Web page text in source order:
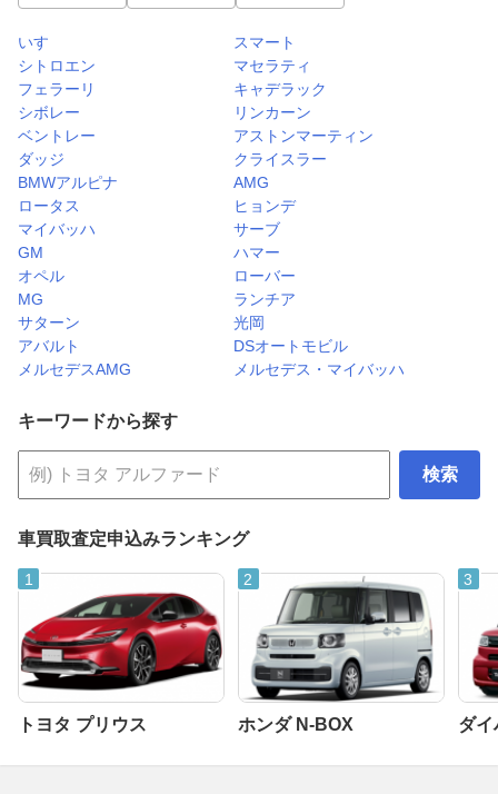
いすゞ
スマート
シトロエン
マセラティ
フェラーリ
キャデラック
シボレー
リンカーン
ベントレー
アストンマーティン
ダッジ
クライスラー
BMWアルピナ
AMG
ロータス
ヒョンデ
マイバッハ
サーブ
GM
ハマー
オペル
ローバー
MG
ランチア
サターン
光岡
アバルト
DSオートモビル
メルセデスAMG
メルセデス・マイバッハ
キーワードから探す
検索
車買取査定申込みランキング
トヨタ プリウス ホンダ N-BOX ダイ